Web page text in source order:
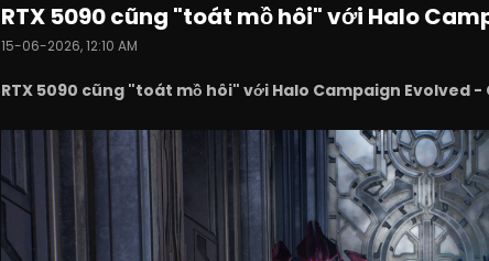
RTX 5090 cũng "toát mồ hôi" với Halo
15-06-2026, 12:10 AM
RTX 5090 cũng "toát mồ hôi" với Halo Campaign Evolved -